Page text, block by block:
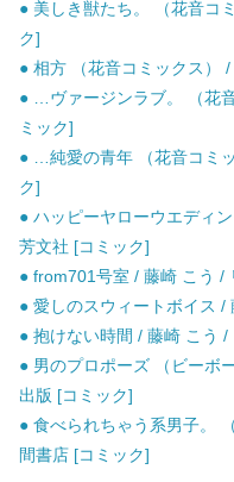
● 美しき獣たち。 （花音コ
ク]
● 相方 （花音コミックス）
● …ヴァージンラブ。 （花
ミック]
● …純愛の青年 （花音コミ
ク]
● ハッピーヤローウエディ
芳文社 [コミック]
● from701号室 / 藤崎 こう /
● 愛しのスウィートボイス /
● 抱けない時間 / 藤崎 こう
● 男のプロポーズ （ビーボ
出版 [コミック]
● 食べられちゃう系男子。
間書店 [コミック]